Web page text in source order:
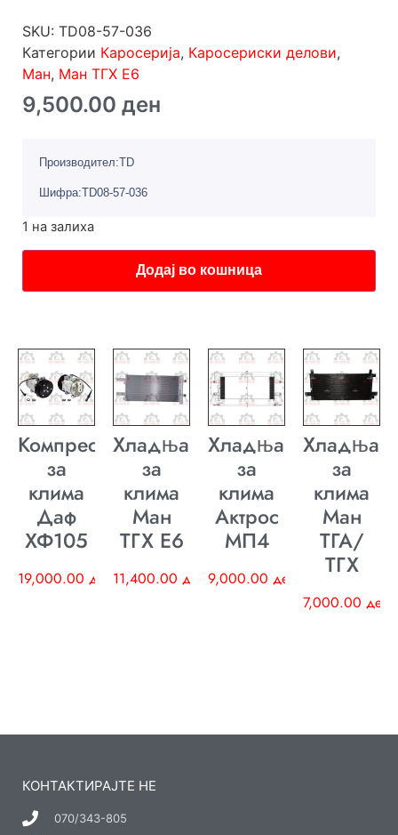
SKU: TD08-57-036
Категории Каросерија, Каросериски делови,
Ман, Ман ТГХ Е6
9,500.00 ден
Производител:TD
Шифра:TD08-57-036
1 на залиха
Додај во кошница
Компресор
за
клима
Даф
ХФ105
19,000.00 ден
Хладњак
за
клима
Ман
ТГХ E6
11,400.00 ден
Хладњак
за
клима
Актрос
МП4
9,000.00 ден
Хладњак
за
клима
Ман
ТГА/
ТГХ
7,000.00 ден
КОНТАКТИРАЈТЕ НЕ
070/343-805